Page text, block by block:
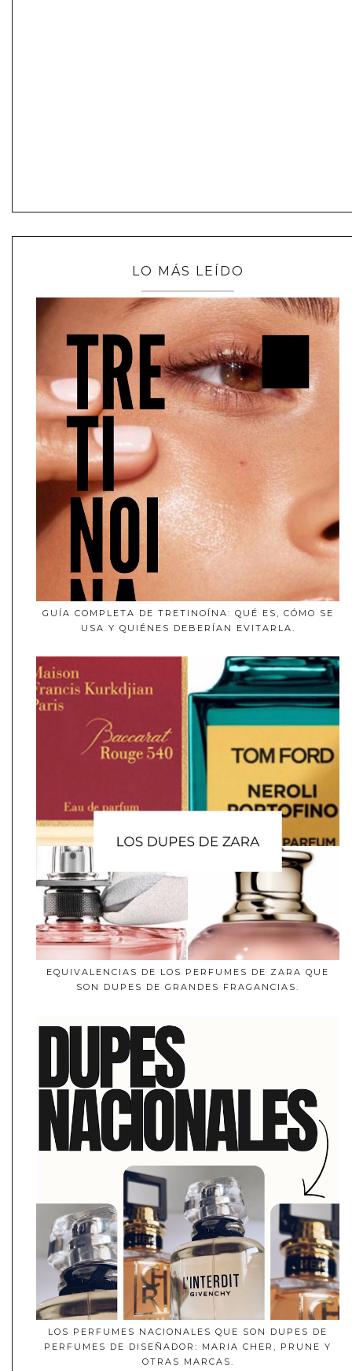
LO MÁS LEÍDO
GUÍA COMPLETA DE TRETINOÍNA: QUÉ ES, CÓMO SE
USA Y QUIÉNES DEBERÍAN EVITARLA.
EQUIVALENCIAS DE LOS PERFUMES DE ZARA QUE
SON DUPES DE GRANDES FRAGANCIAS.
LOS PERFUMES NACIONALES QUE SON DUPES DE
PERFUMES DE DISEÑADOR: MARIA CHER, PRUNE Y
OTRAS MARCAS.